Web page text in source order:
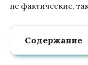
не фактические,
Содержание